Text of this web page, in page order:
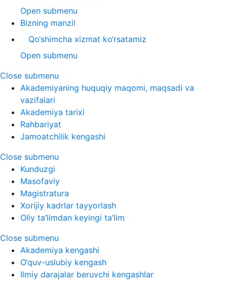
Open submenu
Bizning manzil
Qo‘shimcha xizmat ko‘rsatamiz
Open submenu
Close submenu
Akademiyaning huquqiy maqomi, maqsadi va
vazifalari
Akademiya tarixi
Rahbariyat
Jamoatchilik kengashi
Close submenu
Kunduzgi
Masofaviy
Magistratura
Xorijiy kadrlar tayyorlash
Oliy ta’limdan keyingi ta’lim
Close submenu
Akademiya kengashi
O‘quv-uslubiy kengash
Ilmiy darajalar beruvchi kengashlar